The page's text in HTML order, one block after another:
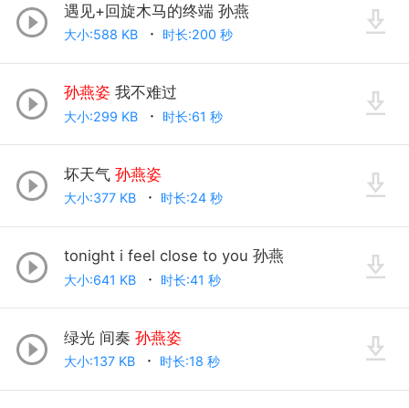
遇见+回旋木马的终端 孙燕
大小:588 KB 时长:200 秒
孙燕姿我不难过
大小:299 KB 时长:61 秒
坏天气 孙燕姿
大小:377 KB 时长:24 秒
tonight i feel close to you 孙燕
大小:641 KB 时长:41 秒
绿光 间奏 孙燕姿
大小:137 KB 时长:18 秒